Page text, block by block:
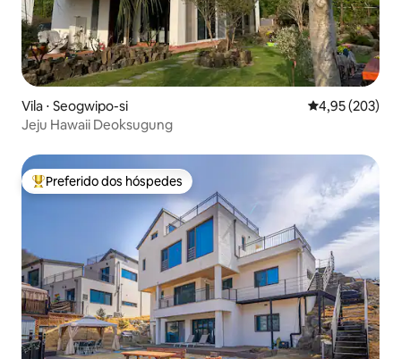
Vila ⋅ Seogwipo-si 4,95 de uma
4,95 (203)
Jeju Hawaii Deoksugung
Entre os melhores preferidos dos hóspedes
Preferido dos hóspedes